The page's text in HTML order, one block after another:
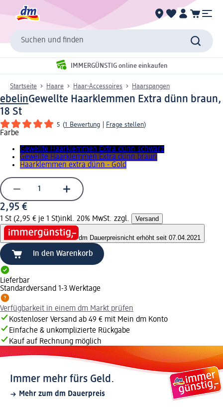
Suchen und finden
IMMERGÜNSTIG online einkaufen
Startseite Haare Haar-Accessoires Haarspangen
ebelinGewellte Haarklemmen Extra dünn braun,
18 St
5 (1 Bewertung Frage stellen)
Farbe
Gewellte Haarklemmen Extra dünn schwarz
Gewellte Haarklemmen Extra dünn braun
Haarklemmen extra dünn - Gold
2,95 €
1 St (2,95 € je 1 St)inkl. 20% MwSt. zzgl. Versand
dm Dauerpreisnicht erhöht seit 07.04.2021
In den Warenkorb
Lieferbar
Standardversand 1-3 Werktage
Verfügbarkeit in einem dm Markt prüfen
Kostenloser Versand ab 49 € mit Mein dm Konto
Einfache & unkomplizierte Rückgabe
Kauf auf Rechnung möglich
Immer mehr fürs Geld.
Mehr zum dm Dauerpreis